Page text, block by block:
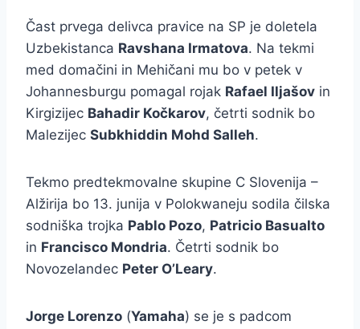
Čast prvega delivca pravice na SP je doletela
Uzbekistanca Ravshana Irmatova. Na tekmi
med domačini in Mehičani mu bo v petek v
Johannesburgu pomagal rojak Rafael Iljašov in
Kirgizijec Bahadir Kočkarov, četrti sodnik bo
Malezijec Subkhiddin Mohd Salleh.
Tekmo predtekmovalne skupine C Slovenija –
Alžirija bo 13. junija v Polokwaneju sodila čilska
sodniška trojka Pablo Pozo, Patricio Basualto
in Francisco Mondria. Četrti sodnik bo
Novozelandec Peter O’Leary.
Jorge Lorenzo (Yamaha) se je s padcom